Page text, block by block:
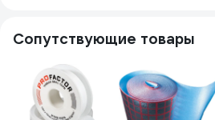
Сопутствующие товары